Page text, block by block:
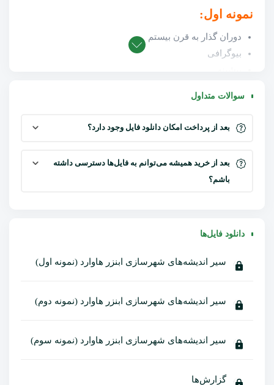
نمونه اول:
دوران گذار به قرن بیستم
بیوگرافی
الگوی باغشهرها
معایب طرح هاوارد
شهر اجتماعی (اجتماع 7 باغشهر)
باغشهر لچورث
بیوگرافی ابنزرد هاوارد
نظریه سه مغناطیس
نمونه سوم:
اشتباهات منتقدین درباره هائوارد
سوالات متداول
بعد از پرداخت امکان دانلود فایل وجود دارد؟
بعد از خرید همیشه می‌توانم به فایل‌ها دسترسی داشته
باشم؟
دانلود فایل‌ها
سیر اندیشه‌های شهرسازی ابنزر هاوارد (نمونه اول)
سیر اندیشه‌های شهرسازی ابنزر هاوارد (نمونه دوم)
سیر اندیشه‌های شهرسازی ابنزر هاوارد (نمونه سوم)
گزارش‌ها